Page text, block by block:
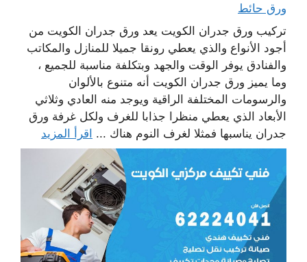
ورق حائط
تركيب ورق جدران الكويت يعد ورق جدران الكويت من
أجود الأنواع والذي يعطي رونقا جميلا للمنازل والمكاتب
والفنادق يوفر الوقت والجهد وبتكلفة مناسبة للجميع ،
وما يميز ورق جدران الكويت أنه متنوع بالألوان
والرسومات المختلفة الراقية ويوجد منه العادي وثلاثي
الأبعاد الذي يعطي منظرا جذابا للغرف ولكل غرفة ورق
جدران يناسبها فمثلا لغرف النوم هناك ... اقرأ المزيد